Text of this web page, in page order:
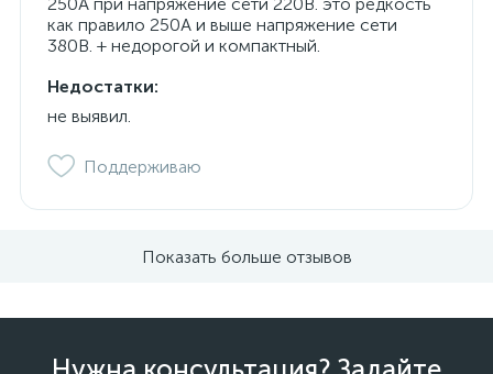
как правило 250А и выше напряжение сети
380В. + недорогой и компактный.
Недостатки:
не выявил.
Поддерживаю
Показать больше отзывов